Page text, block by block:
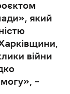
який
війни
–